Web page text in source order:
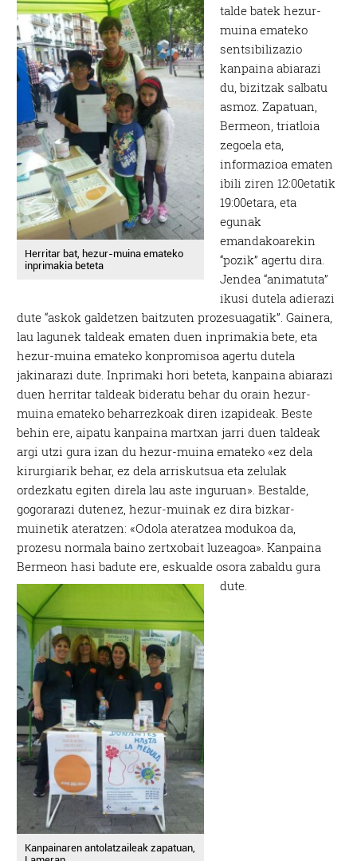
Herritar bat, hezur-muina emateko
inprimakia beteta
talde batek hezur-
muina emateko
sentsibilizazio
kanpaina abiarazi
du, bizitzak salbatu
asmoz. Zapatuan,
Bermeon, triatloia
zegoela eta,
informazioa ematen
ibili ziren 12:00etatik
19:00etara, eta
egunak
emandakoarekin
“pozik” agertu dira.
Jendea “animatuta”
ikusi dutela adierazi
dute “askok galdetzen baitzuten prozesuagatik”. Gainera,
lau lagunek taldeak ematen duen inprimakia bete, eta
hezur-muina emateko konpromisoa agertu dutela
jakinarazi dute. Inprimaki hori beteta, kanpaina abiarazi
duen herritar taldeak bideratu behar du orain hezur-
muina emateko beharrezkoak diren izapideak. Beste
behin ere, aipatu kanpaina martxan jarri duen taldeak
argi utzi gura izan du hezur-muina emateko «ez dela
kirurgiarik behar, ez dela arriskutsua eta zelulak
ordezkatu egiten direla lau aste inguruan». Bestalde,
gogorarazi dutenez, hezur-muinak ez dira bizkar-
muinetik ateratzen: «Odola ateratzea modukoa da,
prozesu normala baino zertxobait luzeagoa». Kanpaina
Bermeon hasi badute ere, eskualde osora zabaldu gura
dute.
Kanpainaren antolatzaileak zapatuan,